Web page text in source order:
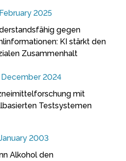
2025
gegen
KI stärkt den
Zusammenhalt
2024
mit
Testsystemen
2003
Alkohol den